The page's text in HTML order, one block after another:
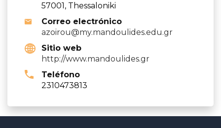
57001, Thessaloniki
Correo electrónico
azoirou@my.mandoulides.edu.gr
Sitio web
http://www.mandoulides.gr
Teléfono
2310473813